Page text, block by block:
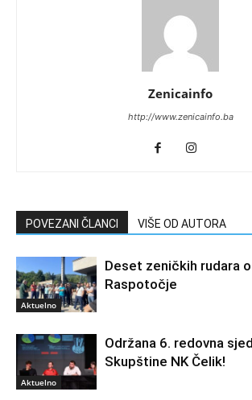
Zenicainfo
http://www.zenicainfo.ba
POVEZANI ČLANCI VIŠE OD AUTORA
Aktuelno
Deset zeničkih rudara
Raspotočje
Aktuelno
Održana 6. redovna
Skupštine NK Čelik!